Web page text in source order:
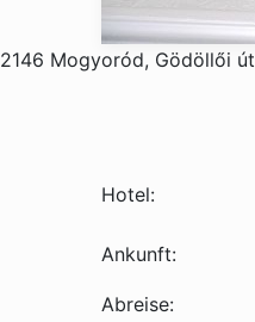
2146 Mogyoród, Gödöllői
Hotel:
Ankunft:
Abreise: